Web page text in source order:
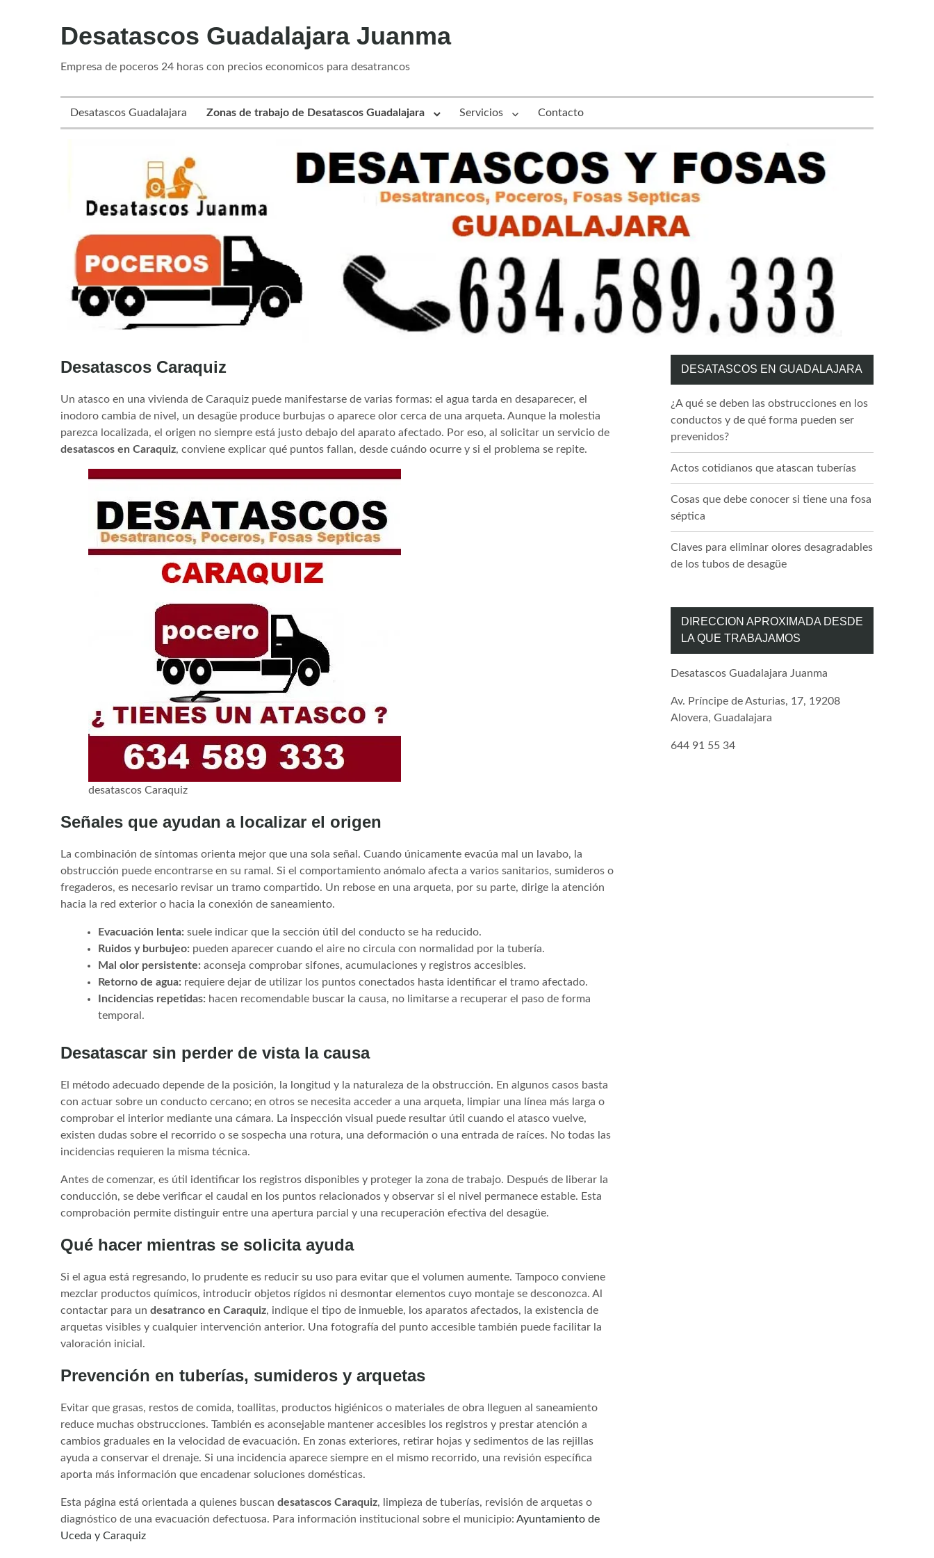
Desatascos Guadalajara Juanma
Empresa de poceros 24 horas con precios economicos para desatrancos
Desatascos Guadalajara Zonas de trabajo de Desatascos Guadalajara Servicios Contacto
Desatascos Caraquiz
Un atasco en una vivienda de Caraquiz puede manifestarse de varias formas: el agua tarda en desaparecer, el
inodoro cambia de nivel, un desagüe produce burbujas o aparece olor cerca de una arqueta. Aunque la molestia
parezca localizada, el origen no siempre está justo debajo del aparato afectado. Por eso, al solicitar un servicio de
desatascos en Caraquiz, conviene explicar qué puntos fallan, desde cuándo ocurre y si el problema se repite.
desatascos Caraquiz
Señales que ayudan a localizar el origen
La combinación de síntomas orienta mejor que una sola señal. Cuando únicamente evacúa mal un lavabo, la
obstrucción puede encontrarse en su ramal. Si el comportamiento anómalo afecta a varios sanitarios, sumideros o
fregaderos, es necesario revisar un tramo compartido. Un rebose en una arqueta, por su parte, dirige la atención
hacia la red exterior o hacia la conexión de saneamiento.
Evacuación lenta: suele indicar que la sección útil del conducto se ha reducido.
Ruidos y burbujeo: pueden aparecer cuando el aire no circula con normalidad por la tubería.
Mal olor persistente: aconseja comprobar sifones, acumulaciones y registros accesibles.
Retorno de agua: requiere dejar de utilizar los puntos conectados hasta identificar el tramo afectado.
Incidencias repetidas: hacen recomendable buscar la causa, no limitarse a recuperar el paso de forma
temporal.
Desatascar sin perder de vista la causa
El método adecuado depende de la posición, la longitud y la naturaleza de la obstrucción. En algunos casos basta
con actuar sobre un conducto cercano; en otros se necesita acceder a una arqueta, limpiar una línea más larga o
comprobar el interior mediante una cámara. La inspección visual puede resultar útil cuando el atasco vuelve,
existen dudas sobre el recorrido o se sospecha una rotura, una deformación o una entrada de raíces. No todas las
incidencias requieren la misma técnica.
Antes de comenzar, es útil identificar los registros disponibles y proteger la zona de trabajo. Después de liberar la
conducción, se debe verificar el caudal en los puntos relacionados y observar si el nivel permanece estable. Esta
comprobación permite distinguir entre una apertura parcial y una recuperación efectiva del desagüe.
Qué hacer mientras se solicita ayuda
Si el agua está regresando, lo prudente es reducir su uso para evitar que el volumen aumente. Tampoco conviene
mezclar productos químicos, introducir objetos rígidos ni desmontar elementos cuyo montaje se desconozca. Al
contactar para un desatranco en Caraquiz, indique el tipo de inmueble, los aparatos afectados, la existencia de
arquetas visibles y cualquier intervención anterior. Una fotografía del punto accesible también puede facilitar la
valoración inicial.
Prevención en tuberías, sumideros y arquetas
Evitar que grasas, restos de comida, toallitas, productos higiénicos o materiales de obra lleguen al saneamiento
reduce muchas obstrucciones. También es aconsejable mantener accesibles los registros y prestar atención a
cambios graduales en la velocidad de evacuación. En zonas exteriores, retirar hojas y sedimentos de las rejillas
ayuda a conservar el drenaje. Si una incidencia aparece siempre en el mismo recorrido, una revisión específica
aporta más información que encadenar soluciones domésticas.
Esta página está orientada a quienes buscan desatascos Caraquiz, limpieza de tuberías, revisión de arquetas o
diagnóstico de una evacuación defectuosa. Para información institucional sobre el municipio: Ayuntamiento de
Uceda y Caraquiz
DESATASCOS EN GUADALAJARA
¿A qué se deben las obstrucciones en los
conductos y de qué forma pueden ser
prevenidos?
Actos cotidianos que atascan tuberías
Cosas que debe conocer si tiene una fosa
séptica
Claves para eliminar olores desagradables
de los tubos de desagüe
DIRECCION APROXIMADA DESDE
LA QUE TRABAJAMOS
Desatascos Guadalajara Juanma
Av. Príncipe de Asturias, 17, 19208
Alovera, Guadalajara
644 91 55 34